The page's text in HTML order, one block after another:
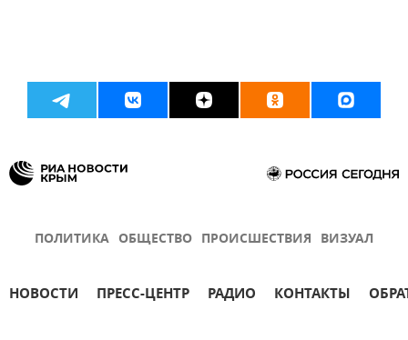
ПОЛИТИКА ОБЩЕСТВО ПРОИСШЕСТВИЯ ВИЗУАЛ
НОВОСТИ ПРЕСС-ЦЕНТР РАДИО КОНТАКТЫ